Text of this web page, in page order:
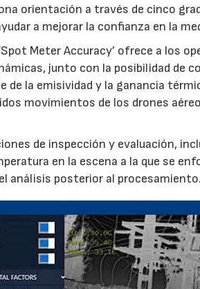
orientación a través de cinco
a mejorar la confianza en la
Meter Accuracy’ ofrece a los
junto con la posibilidad de
la emisividad y la ganancia
movimientos de los drones
de inspección y evaluación,
en la escena a la que se
análisis posterior al procesamiento.